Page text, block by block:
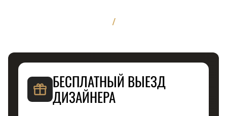
/
БЕСПЛАТНЫЙ ВЫЕЗД
ДИЗАЙНЕРА